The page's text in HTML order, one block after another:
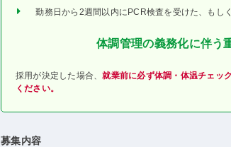
勤務日から2週間以内にPCR検査を受けた、もし
体調管理の義務化に伴う
採用が決定した場合、就業前に必ず体調・体温チェッ
ください。
募集内容